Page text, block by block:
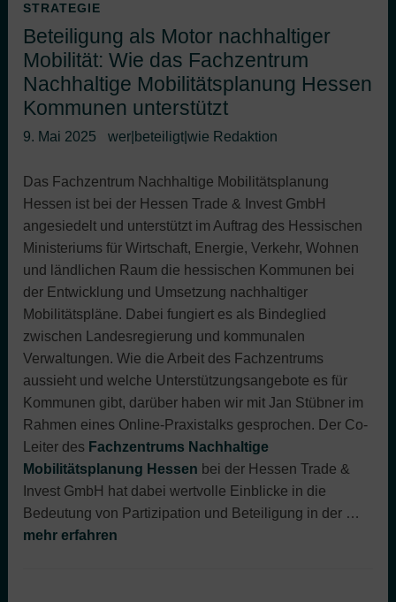
STRATEGIE
Beteiligung als Motor nachhaltiger
Mobilität: Wie das Fachzentrum
Nachhaltige Mobilitätsplanung Hessen
Kommunen unterstützt
9. Mai 2025 wer|beteiligt|wie Redaktion
Das Fachzentrum Nachhaltige Mobilitätsplanung
Hessen ist bei der Hessen Trade & Invest GmbH
angesiedelt und unterstützt im Auftrag des Hessischen
Ministeriums für Wirtschaft, Energie, Verkehr, Wohnen
und ländlichen Raum die hessischen Kommunen bei
der Entwicklung und Umsetzung nachhaltiger
Mobilitätspläne. Dabei fungiert es als Bindeglied
zwischen Landesregierung und kommunalen
Verwaltungen. Wie die Arbeit des Fachzentrums
aussieht und welche Unterstützungsangebote es für
Kommunen gibt, darüber haben wir mit Jan Stübner im
Rahmen eines Online-Praxistalks gesprochen. Der Co-
Leiter des Fachzentrums Nachhaltige
Mobilitätsplanung Hessen bei der Hessen Trade &
Invest GmbH hat dabei wertvolle Einblicke in die
Bedeutung von Partizipation und Beteiligung in der …
mehr erfahren